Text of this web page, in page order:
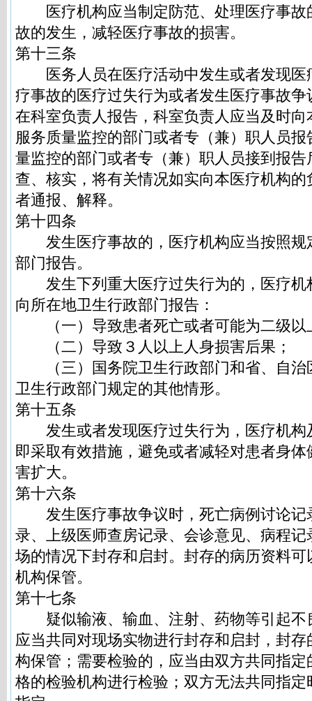
医疗机构应当制定防范、处理医疗事故
故的发生，减轻医疗事故的损害。
第十三条
医务人员在医疗活动中发生或者发现医
疗事故的医疗过失行为或者发生医疗事故
在科室负责人报告，科室负责人应当及时
服务质量监控的部门或者专（兼）职人员
量监控的部门或者专（兼）职人员接到报
查、核实，将有关情况如实向本医疗机构
者通报、解释。
第十四条
发生医疗事故的，医疗机构应当按照规
部门报告。
发生下列重大医疗过失行为的，医疗机
向所在地卫生行政部门报告：
（一）导致患者死亡或者可能为二级以
（二）导致３人以上人身损害后果；
（三）国务院卫生行政部门和省、自治
卫生行政部门规定的其他情形。
第十五条
发生或者发现医疗过失行为，医疗机构
即采取有效措施，避免或者减轻对患者身
害扩大。
第十六条
发生医疗事故争议时，死亡病例讨论记
录、上级医师查房记录、会诊意见、病程
场的情况下封存和启封。封存的病历资料
机构保管。
第十七条
疑似输液、输血、注射、药物等引起不
应当共同对现场实物进行封存和启封，封
构保管；需要检验的，应当由双方共同指
格的检验机构进行检验；双方无法共同指